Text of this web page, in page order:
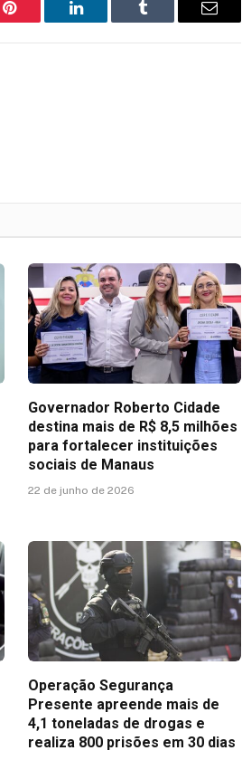
Pinterest LinkedIn Tumblr Email
Governador Roberto Cidade
destina mais de R$ 8,5 milhões
para fortalecer instituições
sociais de Manaus
22 de junho de 2026
Operação Segurança
Presente apreende mais de
4,1 toneladas de drogas e
realiza 800 prisões em 30 dias